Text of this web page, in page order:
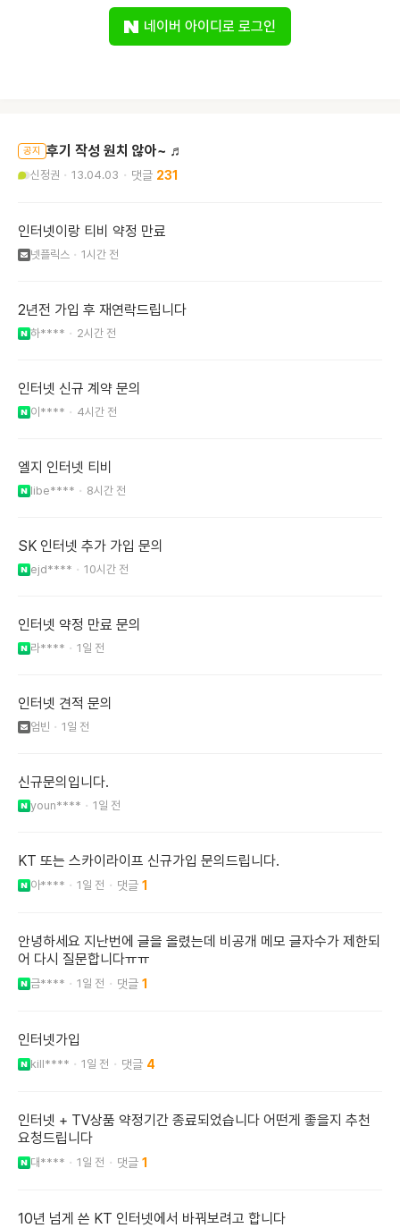
네이버 아이디로 로그인
공지 후기 작성 원치 않아~ ♬
신정권 13.04.03 231
인터넷이랑 티비 약정 만료
넷플릭스 1시간 전
2년전 가입 후 재연락드립니다
하**** 2시간 전
인터넷 신규 계약 문의
이**** 4시간 전
엘지 인터넷 티비
libe**** 8시간 전
SK 인터넷 추가 가입 문의
ejd**** 10시간 전
인터넷 약정 만료 문의
라**** 1일 전
인터넷 견적 문의
엄빈 1일 전
신규문의입니다.
youn**** 1일 전
KT 또는 스카이라이프 신규가입 문의드립니다.
아**** 1일 전 1
안녕하세요 지난번에 글을 올렸는데 비공개 메모 글자수가 제한되
어 다시 질문합니다ㅠㅠ
금**** 1일 전 1
인터넷가입
kill**** 1일 전 4
인터넷 + TV상품 약정기간 종료되었습니다 어떤게 좋을지 추천
요청드립니다
대**** 1일 전 1
10년 넘게 쓴 KT 인터넷에서 바꿔보려고 합니다